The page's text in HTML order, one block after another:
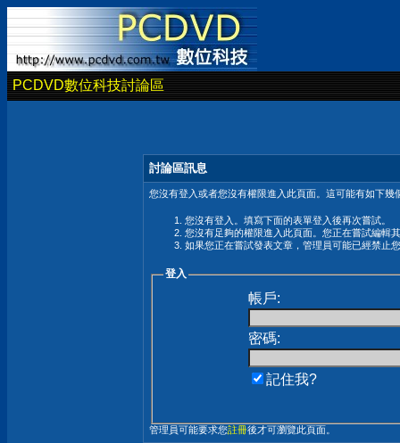
PCDVD數位科技討論區
討論區訊息
您沒有登入或者您沒有權限進入此頁面。這可能有如下幾
您沒有登入。填寫下面的表單登入後再次嘗試。
您沒有足夠的權限進入此頁面。您正在嘗試編輯
如果您正在嘗試發表文章，管理員可能已經禁止
登入
帳戶:
密碼:
記住我?
管理員可能要求您註冊後才可瀏覽此頁面。